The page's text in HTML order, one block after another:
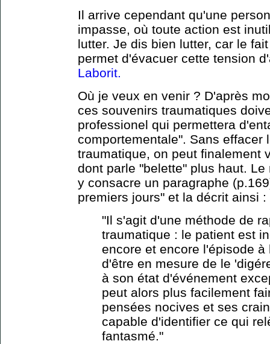
Il arrive cependant qu'une
impasse, où toute action est
lutter. Je dis bien lutter, car le
permet d'évacuer cette tension
Laborit.
Où je veux en venir ? D'après
ces souvenirs traumatiques
professionel qui permettera
comportementale". Sans effacer
traumatique, on peut finalement
dont parle "belette" plus haut.
y consacre un paragraphe
premiers jours" et la décrit ainsi :
"Il s'agit d'une méthode de
traumatique : le patient est
encore et encore l'épisode
d'être en mesure de le
à son état d'événement
peut alors plus facilement
pensées nocives et ses
capable d'identifier ce qui
fantasmé."